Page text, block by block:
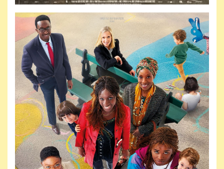
Jeudi 19 novembre 2026